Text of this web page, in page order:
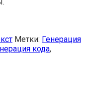
Метки: Генерация
кода,